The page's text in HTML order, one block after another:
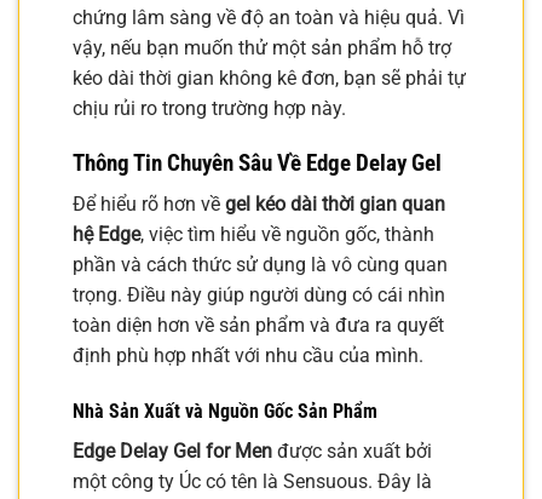
chứng lâm sàng về độ an toàn và hiệu quả. Vì
vậy, nếu bạn muốn thử một sản phẩm hỗ trợ
kéo dài thời gian không kê đơn, bạn sẽ phải tự
chịu rủi ro trong trường hợp này.
Thông Tin Chuyên Sâu Về Edge Delay Gel
Để hiểu rõ hơn về gel kéo dài thời gian quan
hệ Edge, việc tìm hiểu về nguồn gốc, thành
phần và cách thức sử dụng là vô cùng quan
trọng. Điều này giúp người dùng có cái nhìn
toàn diện hơn về sản phẩm và đưa ra quyết
định phù hợp nhất với nhu cầu của mình.
Nhà Sản Xuất và Nguồn Gốc Sản Phẩm
Edge Delay Gel for Men được sản xuất bởi
một công ty Úc có tên là Sensuous. Đây là